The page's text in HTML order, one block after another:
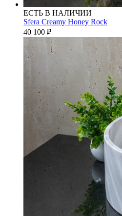
ЕСТЬ В НАЛИЧИИ
Sfera Creamy Honey Rock
40 100 ₽